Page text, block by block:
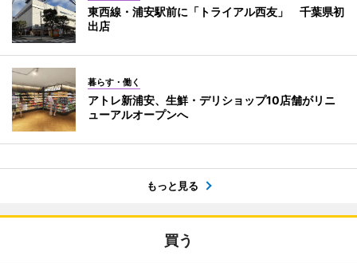
東西線・浦安駅前に「トライアル西友」 千葉県初
出店
暮らす・働く
アトレ新浦安、生鮮・デリショップ10店舗がリニ
ューアルオープンへ
もっと見る
買う